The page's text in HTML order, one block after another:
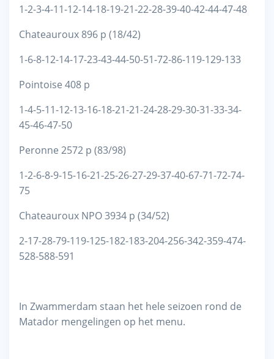
1-2-3-4-11-12-14-18-19-21-22-28-39-40-42-44-47-48
Chateauroux 896 p (18/42)
1-6-8-12-14-17-23-43-44-50-51-72-86-119-129-133
Pointoise 408 p
1-4-5-11-12-13-16-18-21-21-24-28-29-30-31-33-34-
45-46-47-50
Peronne 2572 p (83/98)
1-2-6-8-9-15-16-21-25-26-27-29-37-40-67-71-72-74-
75
Chateauroux NPO 3934 p (34/52)
2-17-28-79-119-125-182-183-204-256-342-359-474-
528-588-591
In Zwammerdam staan het hele seizoen rond de
Matador mengelingen op het menu.